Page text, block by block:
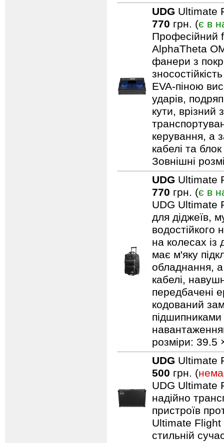
UDG Ultimate
770 грн. (є в
Професійний
AlphaTheta
фанери з
EVA-піною
ударів,
кути,
керування, а
кабелі та
Зовнішні
UDG Ultimate
770 грн. (є в
UDG Ultimate
для діджеїв,
водостійкого
на колесах із
має м'яку
обладнання, а
кабелі,
передбачені
кодований
розміри: 39.5
UDG Ultimate
500 грн. (
UDG Ultimate
надійно
пристроїв
Ultimate Flight
стильній